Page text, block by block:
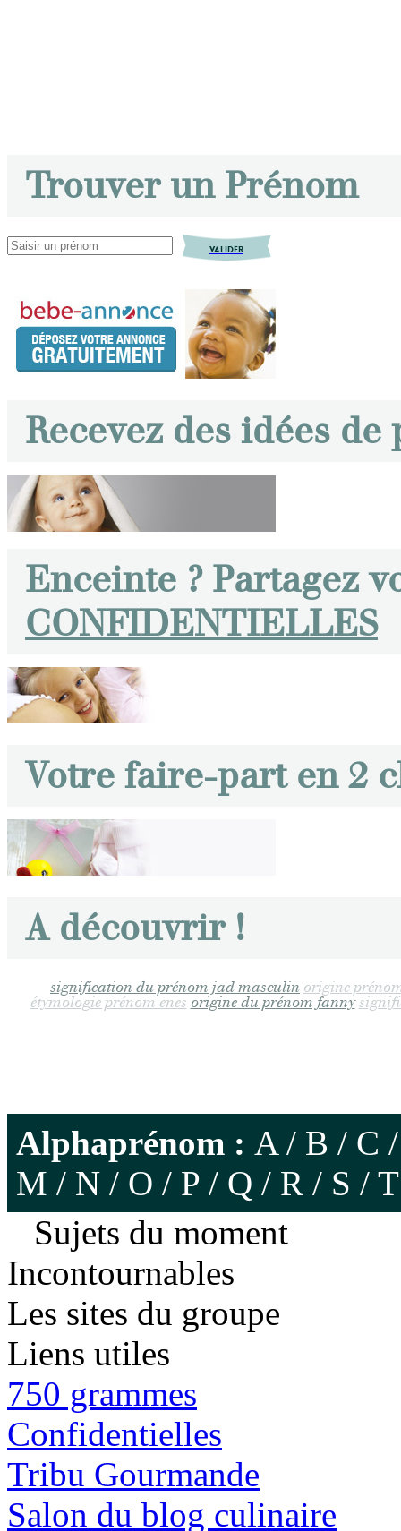
Trouver un Prénom
VALIDER
Recevez des idées
Enceinte ? Partagez
CONFIDENTIELLES
Votre faire-part en 2
A découvrir !
signification du prénom jad masculin origine
étymologie prénom enes origine du prénom fanny
Alphaprénom : A/ B / C
M / N / O / P / Q / R / S / T
Sujets du moment
Incontournables
Les sites du groupe
Liens utiles
750 grammes
Confidentielles
Tribu Gourmande
Salon du blog culinaire